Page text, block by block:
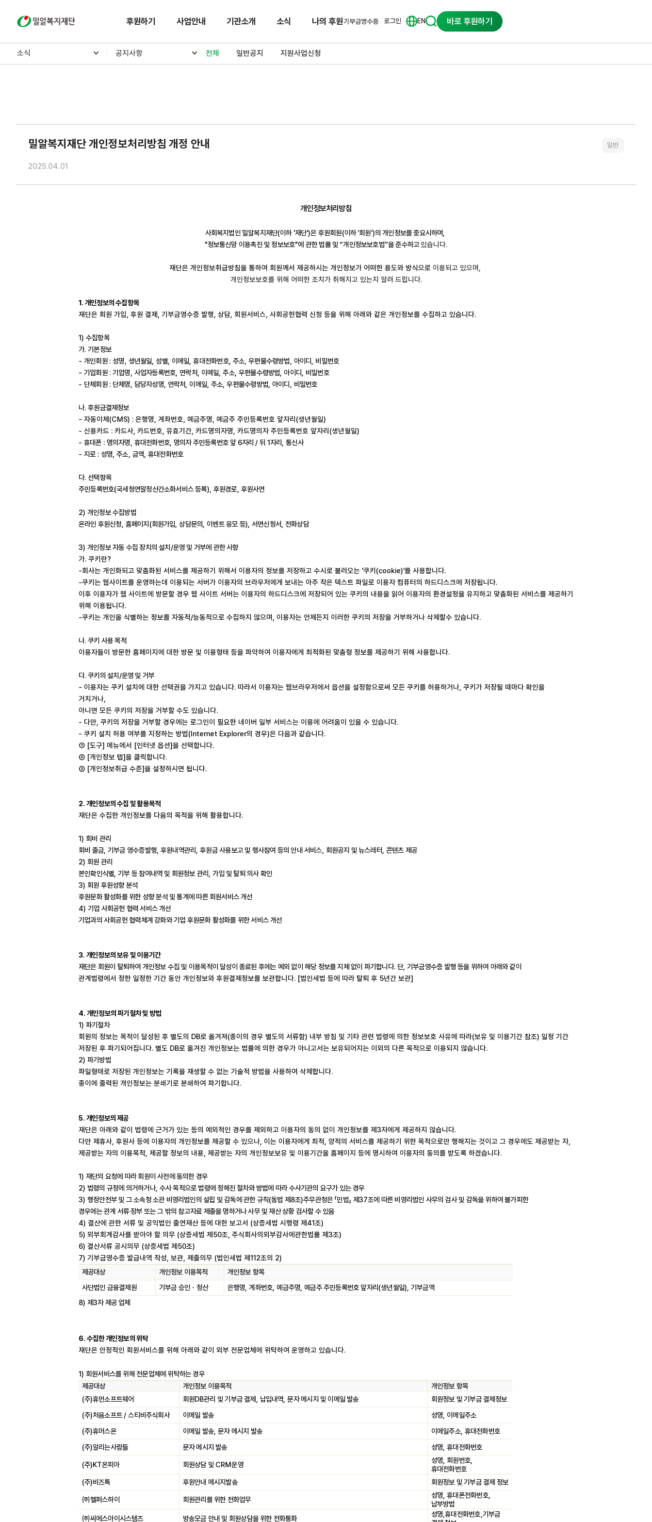
밀알복지재단 후원하기 사업안내 기관소개 소식 나의 후원기부금영수증 로그인 EN 바로 후원하기
소식 공지사항 전체 일반공지 지원사업신청
밀알복지재단 개인정보처리방침 개정 안내 일반
2025.04.01
개인정보처리방침
사회복지법인 밀알복지재단(이하 '재단')은 후원회원(이하‘회원’)의 개인정보를 중요시하며
"정보통신망 이용촉진 및 정보보호"에 관한 법률 및“개인정보보호법”을 준수하고있습니다.
재단은 개인정보취급방침을 통하여 회원께서 제공하시는 개인정보가 어떠한 용도와 방식으로 이용되고 있으며
개인정보보호를 위해 어떠한 조치가 취해지고 있는지 알려 드립니다.
1. 개인정보의 수집항목
재단은 회원 가입 후원 결제 기부금영수증 발행 상담 회원서비스 사회공헌협력 신청 등을 위해 아래와 같은 개인정보를 수집하고 있습니다.
1) 수집항목
가.기본정보
- 개인회원 :성명 생년월일 ,성별 이메일 ,휴대전화번호, 주소 ,우편물수령방법 아이디 비밀번호
- 기업회원 :기업명 사업자등록번호 ,연락처 이메일 ,주소, 우편물수령방법 ,아이디 비밀번호
- 단체회원 : 단체명 담당자성명, 연락처 이메일 ,주소 ,우편물수령방법 아이디 비밀번호
나.후원금결제정보
- 자동이체(CMS) : 은행명 계좌번호 예금주명 예금주 주민등록번호 앞자리(생년월일)
- 신용카드 : 카드사 카드번호 유효기간 카드명의자명 카드명의자 주민등록번호 앞자리(생년월일)
- 휴대폰 : 명의자명 휴대전화번호 명의자 주민등록번호 앞 6자리 /뒤 1자리 ,통신사
- 지로 : 성명 ,주소 금액, 휴대전화번호
다.선택항목
주민등록번호(국세청연말정산간소화서비스 등록), 후원경로 후원사연
2) 개인정보 수집방법
온라인 후원신청 홈페이지(회원가입 ,상담문의 이벤트 응모 등), 서면신청서 ,전화상담
3) 개인정보 자동 수집 장치의 설치/운영 및 거부에 관한 사항
가. 쿠키란?
-회사는 개인화되고 맞춤화된 서비스를 제공하기 위해서 이용자의 정보를 저장하고 수시로 불러오는 '쿠키(cookie)'를 사용합니다.
-쿠키는 웹사이트를 운영하는데 이용되는 서버가 이용자의 브라우저에게 보내는 아주 작은 텍스트 파일로 이용자 컴퓨터의 하드디스크에 저장됩니다.
이후 이용자가 웹 사이트에 방문할 경우 웹 사이트 서버는 이용자의 하드디스크에 저장되어 있는 쿠키의 내용을 읽어 이용자의 환경설정을 유지하고 맞춤화된 서비스를 제공하기
위해 이용됩니다.
-쿠키는 개인을 식별하는 정보를 자동적/능동적으로 수집하지 않으며 이용자는 언제든지 이러한 쿠키의 저장을 거부하거나 삭제할수 있습니다.
나.쿠키 사용 목적
이용자들이 방문한 홈페이지에 대한 방문 및 이용형태 등을 파악하여 이용자에게 최적화된 맞춤형 정보를 제공하기 위해 사용합니다.
다.쿠키의 설치/운영 및 거부
- 이용자는 쿠키 설치에 대한 선택권을 가지고 있습니다. 따라서 이용자는 웹브라우저에서 옵션을 설정함으로써 모든 쿠키를 허용하거나 쿠키가 저장될 때마다 확인을
거치거나
아니면 모든 쿠키의 저장을 거부할 수도 있습니다.
- 다만 쿠키의 저장을 거부할 경우에는 로그인이 필요한 네이버 일부 서비스는 이용에 어려움이 있을 수 있습니다.
- 쿠키 설치 허용 여부를 지정하는 방법(Internet Explorer의 경우)은 다음과 같습니다.
① [도구] 메뉴에서 [인터넷 옵션]을 선택합니다.
② [개인정보 탭]을 클릭합니다.
③ [개인정보취급 수준]을 설정하시면 됩니다.
2. 개인정보의 수집 및 활용목적
재단은 수집한 개인정보를 다음의 목적을 위해 활용합니다.
1) 회비 관리
회비 출금 ,기부금 영수증발행, 후원내역관리 ,후원금 사용보고 및 행사참여 등의 안내 서비스 회원공지 및 뉴스레터 콘텐츠 제공
2) 회원 관리
본인확인식별 ,기부 등 참여내역 및 회원정보 관리 ,가입 및 탈퇴 의사 확인
3) 회원 후원성향 분석
후원문화 활성화를 위한 성향 분석 및 통계에 따른 회원서비스 개선
4) 기업 사회공헌 협력 서비스 개선
기업과의 사회공헌 협력체계 강화와 기업 후원문화 활성화를 위한 서비스 개선
3. 개인정보의 보유 및 이용기간
재단은 회원이 탈퇴하여 개인정보 수집 및 이용목적이 달성이 종료된 후에는 예외 없이 해당 정보를 지체 없이 파기합니다. 단,기부금영수증 발행 등을 위하여 아래와 같이
관계법령에서 정한 일정한 기간 동안 개인정보와 후원결제정보를 보관합니다. [법인세법 등에 따라 탈퇴 후 5년간 보관]
4. 개인정보의 파기절차 및 방법
1) 파기절차
회원의 정보는 목적이 달성된 후 별도의 DB로 옮겨져(종이의 경우 별도의 서류함) 내부 방침 및 기타 관련 법령에 의한 정보보호 사유에 따라(보유 및 이용기간 참조) 일정 기간
저장된 후 파기되어집니다. 별도 DB로 옮겨진 개인정보는 법률에 의한 경우가 아니고서는 보유되어지는 이외의 다른 목적으로 이용되지 않습니다.
2) 파기방법
파일형태로 저장된 개인정보는 기록을 재생할 수 없는 기술적 방법을 사용하여 삭제합니다.
종이에 출력된 개인정보는 분쇄기로 분쇄하여 파기합니다.
5. 개인정보의 제공
재단은 아래와 같이 법령에 근거가 있는 등의 예외적인 경우를 제외하고 이용자의 동의 없이 개인정보를 제3자에게 제공하지 않습니다.
다만 제휴사 후원사 등에 이용자의 개인정보를 제공할 수 있으나 이는 이용자에게 최적 양적의 서비스를 제공하기 위한 목적으로만 행해지는 것이고 그 경우에도 제공받는 자
제공받는 자의 이용목적 제공할 정보의 내용 제공받는 자의 개인정보보유 및 이용기간을 홈페이지 등에 명시하여 이용자의 동의를 받도록 하겠습니다.
1) 재단의 요청에 따라 회원이 사전에 동의한 경우
2) 법령의 규정에 의거하거나, 수사 목적으로 법령에 정해진 절차와 방법에 따라 수사기관의 요구가 있는 경우
3) 행정안전부 및 그 소속청 소관 비영리법인의 설립 및 감독에 관한 규칙(동법 제8조)주무관청은 「민법」 제37조에 따른 비영리법인 사무의 검사 및 감독을 위하여 불가피한
경우에는 관계 서류·장부 또는 그 밖의 참고자료 제출을 명하거나 사무 및 재산 상황 검사할 수 있음
4) 결산에 관한 서류 및 공익법인 출연재산 등에 대한 보고서 (상증세법 시행령 제41조)
5) 외부회계감사를 받아야 할 의무 (상증세법 제50조 주식회사의외부감사에관한법률 제3조)
6) 결산서류 공시의무 (상증세법 제50조)
7) 기부금영수증 발급내역 작성 보관 제출의무 (법인세법 제112조의 2)
제공대상
개인정보 이용목적
개인정보 항목
사단법인 금융결제원
기부금 승인 ㆍ정산 은행명 ,계좌번호 ,예금주명 ,예금주 주민등록번호 앞자리(생년월일), 기부금액
8) 제3자 제공 업체
6. 수집한 개인정보의 위탁
재단은 안정적인 회원서비스를 위해 아래와 같이 외부 전문업체에 위탁하여 운영하고 있습니다.
1) 회원서비스를 위해 전문업체에 위탁하는 경우
제공대상
개인정보 이용목적
개인정보 항목
(주)휴먼소프트웨어 회원DB관리 및 기부금 결제 납입내역 ,문자 메시지 및 이메일 발송
회원정보 및 기부금 결제정보
(주)처음소프트 /스티비주식회사 이메일 발송 성명 이메일주소
(주)휴머스온 이메일 발송 ,문자 메시지 발송 이메일주소, 휴대전화번호
(주)알리는사람들 문자 메시지 발송 성명 ,휴대전화번호
(주)KT온피아 회원상담 및 CRM운영 성명 ,회원번호
휴대전화번호
(주)비즈톡 후원안내 메시지발송
회원정보 및 기부금 결제 정보
㈜헬퍼스하이 회원관리를 위한 전화업무 성명 ,휴대폰전화번호,
납부방법
㈜씨에스아이시스템즈 방송모금 안내 및 회원상담을 위한 전화통화 성명 ,휴대전화번호 기부금